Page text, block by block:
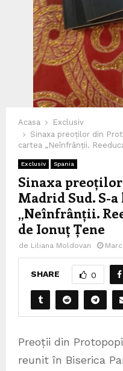
Acasa
Exclusiv
Sinaxa preoților din
cartea „Neînfrânții.
Exclusiv Spania
Sinaxa
Madrid Sud. S-
„Neînfrânții.
de Ionuț Țene
de Liliana Moldovan
SHARE 0
Preoții din
reunit în Biserica